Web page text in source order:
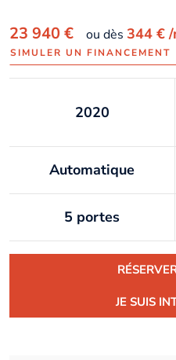
23 940 € ou dès 344 €
SIMULER UN FINANCEMENT
2020
Automatique
5 portes
JE SUIS